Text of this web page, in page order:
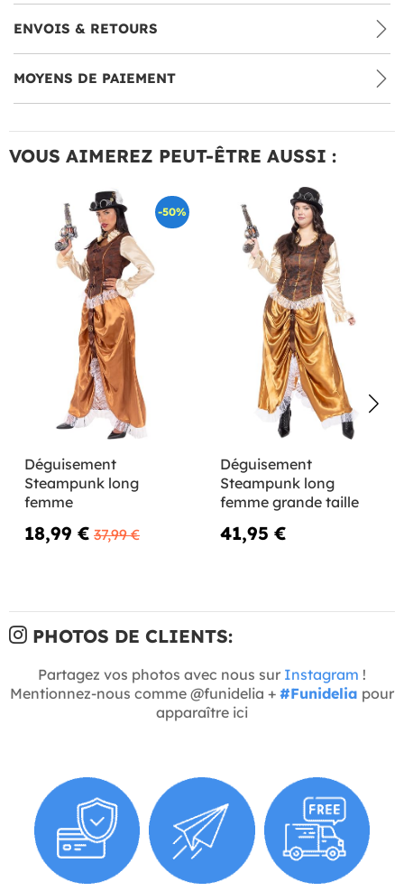
ENVOIS & RETOURS
MOYENS DE PAIEMENT
VOUS AIMEREZ PEUT-ÊTRE AUSSI :
-50%
Déguisement
Steampunk long
femme
18,99 € 37,99 €
Déguisement
Steampunk long
femme grande taille
41,95 €
PHOTOS DE CLIENTS:
Partagez vos photos avec nous sur Instagram !
Mentionnez-nous comme @funidelia + #Funidelia pour
apparaître ici